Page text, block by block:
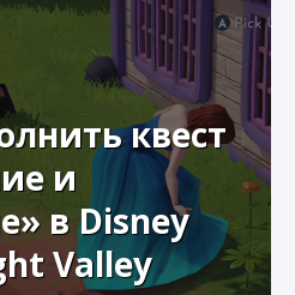
по получению
2 685 0 1
квест
и
в Disney
Valley